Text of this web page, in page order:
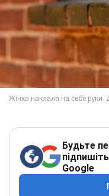
Будьте
Google